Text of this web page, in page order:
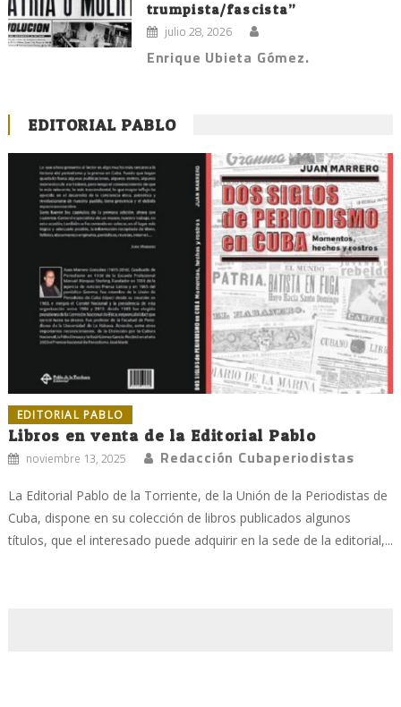
trumpista/fascista”
julio 28, 2026
Enrique Ubieta Gómez.
EDITORIAL PABLO
EDITORIAL PABLO
Libros en venta de la Editorial Pablo
noviembre 13, 2025 Redacción Cubaperiodistas
La Editorial Pablo de la Torriente, de la Unión de la Periodistas de
Cuba, dispone en su colección de libros publicados algunos
títulos, que el interesado puede adquirir en la sede de la editorial,...